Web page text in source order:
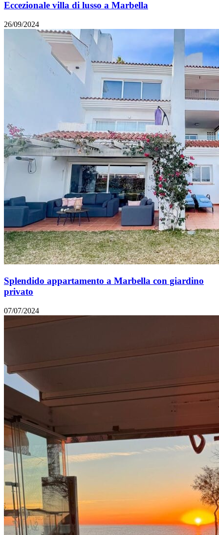
Eccezionale villa di lusso a Marbella
26/09/2024
Splendido appartamento a Marbella con giardino
privato
07/07/2024